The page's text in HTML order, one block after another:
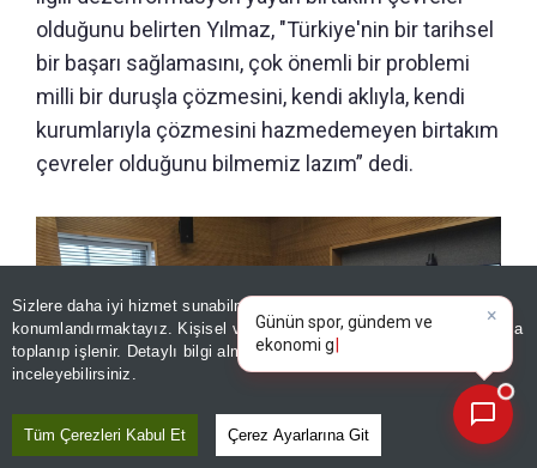
Sizlere daha iyi hizmet sunabilmek adına sitemizde
konumlandırmaktayız. Kişisel verileriniz, KVKK ve GDPR kapsamında
toplanıp işlenir. Detaylı bilgi almak içinAydınlatma Metnimizi
inceleyebilirsiniz.
Tüm Çerezleri Kabul Et Çerez Ayarlarına Git
olduğunu belirten Yılmaz, "Türkiye'nin bir tarihsel
bir başarı sağlamasını, çok önemli bir problemi
milli bir duruşla çözmesini, kendi aklıyla, kendi
kurumlarıyla çözmesini hazmedemeyen birtakım
çevreler olduğunu bilmemiz lazım” dedi.
×
Günün spor, gündem ve
ekonomi gelişmelerini analiz
edin!|